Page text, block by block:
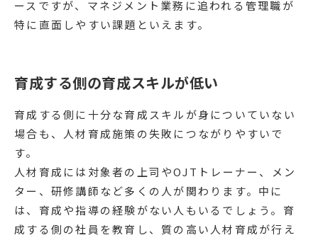
ースですが、マネジメント業務に追われる管理職が
特に直面しやすい課題といえます。
育成する側の育成スキルが低い
育成する側に十分な育成スキルが身についていない
場合も、人材育成施策の失敗につながりやすいで
す。
人材育成には対象者の上司やOJTトレーナー、メン
ター、研修講師など多くの人が関わります。中に
は、育成や指導の経験がない人もいるでしょう。育
成する側の社員を教育し、質の高い人材育成が行え